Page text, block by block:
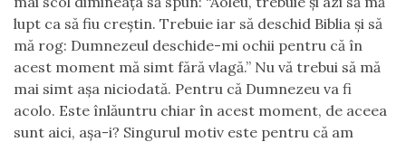
lupt ca să fiu creştin. Trebuie iar să deschid Biblia şi să
mă rog: Dumnezeul deschide-mi ochii pentru că în
acest moment mă simt fără vlagă.” Nu vă trebui să mă
mai simt aşa niciodată. Pentru că Dumnezeu va fi
acolo. Este înlăuntru chiar în acest moment, de aceea
sunt aici, aşa-i? Singurul motiv este pentru că am